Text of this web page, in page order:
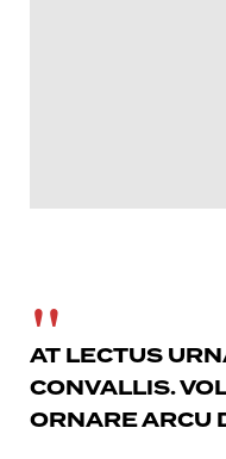
AT LECTUS
CONVALLIS.
ORNARE ARCU